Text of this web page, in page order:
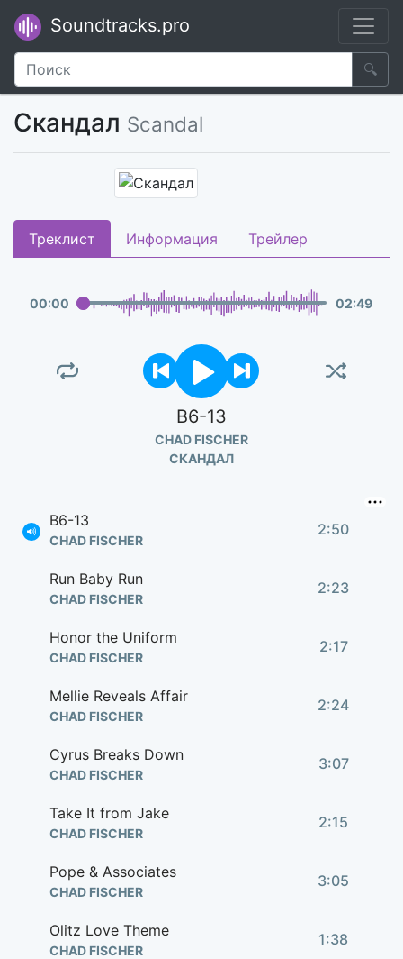
Soundtracks.pro
🔍
Скандал Scandal
Треклист Информация Трейлер
00:00 02:49
B6-13
CHAD FISCHER
СКАНДАЛ
B6-13
CHAD FISCHER
2:50
Run Baby Run
CHAD FISCHER
2:23
Honor the Uniform
CHAD FISCHER
2:17
Mellie Reveals Affair
CHAD FISCHER
2:24
Cyrus Breaks Down
CHAD FISCHER
3:07
Take It from Jake
CHAD FISCHER
2:15
Pope & Associates
CHAD FISCHER
3:05
Olitz Love Theme
CHAD FISCHER
1:38